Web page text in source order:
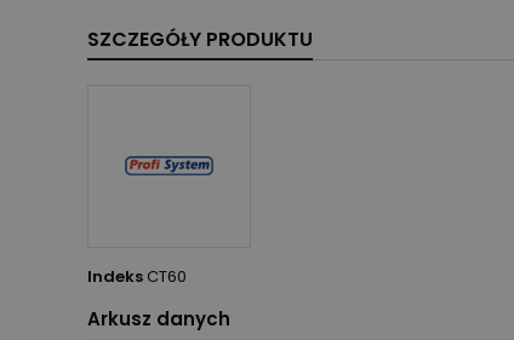
SZCZEGÓŁY PRODUKTU
Indeks CT60
Arkusz danych